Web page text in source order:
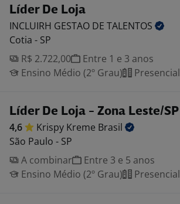
Líder De Loja
INCLUIRH GESTAO DE TALENTOS
Cotia - SP
R$ 2.722,00
Entre 1 e 3 anos
Ensino Médio (2º Grau)
Presencial
Líder De Loja - Zona Leste/SP
4,6 Krispy Kreme Brasil
São Paulo - SP
A combinar
Entre 3 e 5 anos
Ensino Médio (2º Grau)
Presencial